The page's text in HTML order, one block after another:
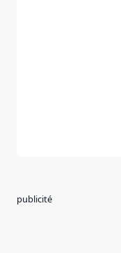
publicité